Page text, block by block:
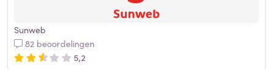
Sunweb
82 beoordelingen
5,2